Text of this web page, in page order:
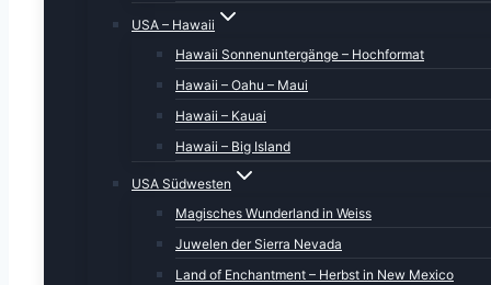
USA – Hawaii
Hawaii Sonnenuntergänge – Hochformat
Hawaii – Oahu – Maui
Hawaii – Kauai
Hawaii – Big Island
USA Südwesten
Magisches Wunderland in Weiss
Juwelen der Sierra Nevada
Land of Enchantment – Herbst in New Mexico
Eine bunte Mischung aus vermutlich
wie eine Tanne im Sturm und ich hoffte, dass
einkalkuliert und wir kamen unbeschadet wieder